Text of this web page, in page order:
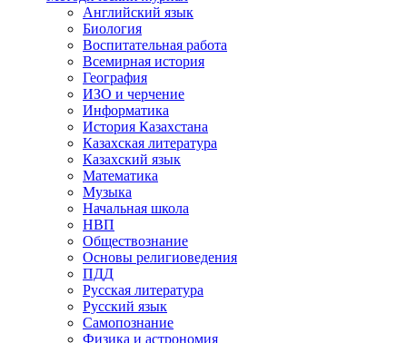
Английский язык
Биология
Воспитательная работа
Всемирная история
География
ИЗО и черчение
Информатика
История Казахстана
Казахская литература
Казахский язык
Математика
Музыка
Начальная школа
НВП
Обществознание
Основы религиоведения
ПДД
Русская литература
Русский язык
Самопознание
Физика и астрономия